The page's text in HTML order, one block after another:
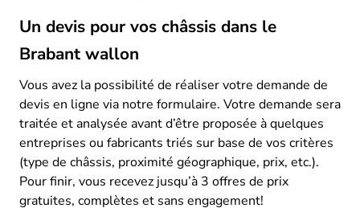
Un devis pour vos châssis dans le
Brabant wallon
Vous avez la possibilité de réaliser votre demande de
devis en ligne via notre formulaire. Votre demande sera
traitée et analysée avant d’être proposée à quelques
entreprises ou fabricants triés sur base de vos critères
(type de châssis, proximité géographique, prix, etc.).
Pour finir, vous recevez jusqu’à 3 offres de prix
gratuites, complètes et sans engagement!